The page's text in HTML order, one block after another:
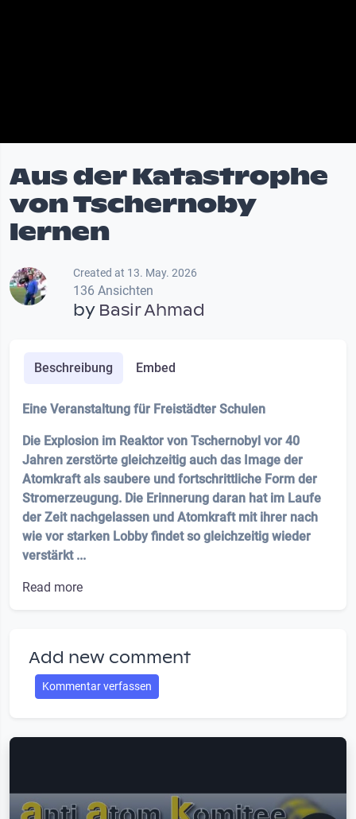
Aus der Katastrophe
von Tschernoby
lernen
Created at 13. May. 2026
136 Ansichten
by Basir Ahmad
Beschreibung Embed
Eine Veranstaltung für Freistädter Schulen
Die Explosion im Reaktor von Tschernobyl vor 40
Jahren zerstörte gleichzeitig auch das Image der
Atomkraft als saubere und fortschrittliche Form der
Stromerzeugung. Die Erinnerung daran hat im Laufe
der Zeit nachgelassen und Atomkraft mit ihrer nach
wie vor starken Lobby findet so gleichzeitig wieder
verstärkt ...
Read more
Add new comment
Kommentar verfassen